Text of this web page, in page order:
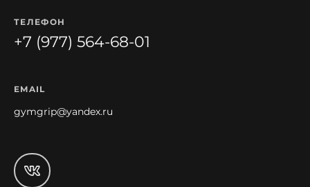
ТЕЛЕФОН
+7 (977) 564-68-01
EMAIL
gymgrip@yandex.ru